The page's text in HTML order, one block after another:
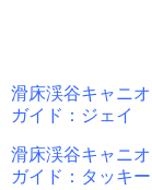
滑床渓谷キャニ
ガイド：ジェイ
滑床渓谷キャニ
ガイド：タッキー